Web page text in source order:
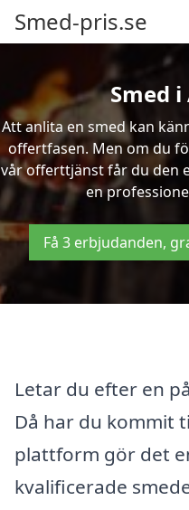
Smed-pris.se
Smed
Att anlita en smed kan
offertfasen. Men om du
vår offerttjänst får du den
en
Få 3 erbjudanden,
Letar du efter en
Då har du kommit
plattform gör det
kvalificerade